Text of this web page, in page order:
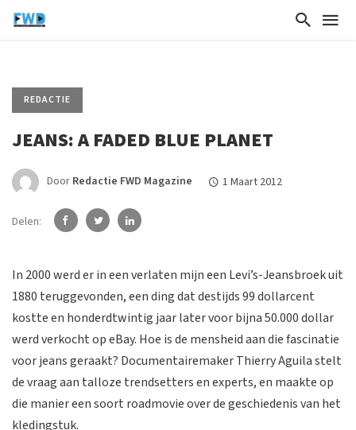
REDACTIE
JEANS: A FADED BLUE PLANET
Door Redactie FWD Magazine 1 Maart 2012
Delen:
In 2000 werd er in een verlaten mijn een Levi’s-Jeansbroek uit
1880 teruggevonden, een ding dat destijds 99 dollarcent
kostte en honderdtwintig jaar later voor bijna 50.000 dollar
werd verkocht op eBay. Hoe is de mensheid aan die fascinatie
voor jeans geraakt? Documentairemaker Thierry Aguila stelt
de vraag aan talloze trendsetters en experts, en maakte op
die manier een soort roadmovie over de geschiedenis van het
kledingstuk.